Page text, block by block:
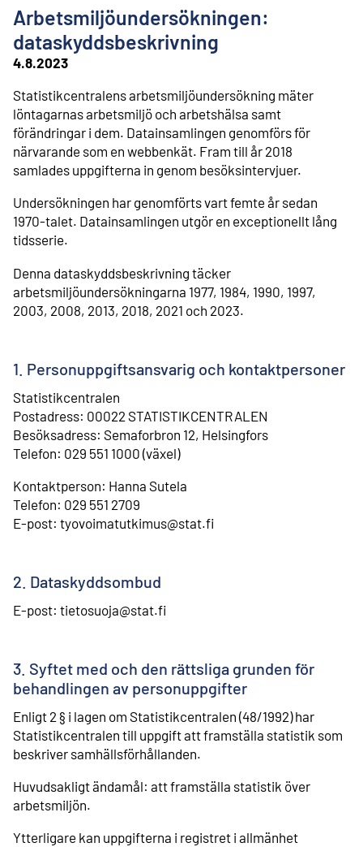
Arbetsmiljöundersökningen:
dataskyddsbeskrivning
4.8.2023
Statistikcentralens arbetsmiljöundersökning mäter
löntagarnas arbetsmiljö och arbetshälsa samt
förändringar i dem. Datainsamlingen genomförs för
närvarande som en webbenkät. Fram till år 2018
samlades uppgifterna in genom besöksintervjuer.
Undersökningen har genomförts vart femte år sedan
1970-talet. Datainsamlingen utgör en exceptionellt lång
tidsserie.
Denna dataskyddsbeskrivning täcker
arbetsmiljöundersökningarna 1977, 1984, 1990, 1997,
2003, 2008, 2013, 2018, 2021 och 2023.
1. Personuppgiftsansvarig och kontaktpersoner
Statistikcentralen
Postadress: 00022 STATISTIKCENTRALEN
Besöksadress: Semaforbron 12, Helsingfors
Telefon: 029 551 1000 (växel)
Kontaktperson: Hanna Sutela
⁠Telefon: 029 551 2709
E-post: tyovoimatutkimus@stat.fi
2. Dataskyddsombud
E-post: tietosuoja@stat.fi
3. Syftet med och den rättsliga grunden för
behandlingen av personuppgifter
Enligt 2 § i lagen om Statistikcentralen (48/1992) har
Statistikcentralen till uppgift att framställa statistik som
beskriver samhällsförhållanden.
Huvudsakligt ändamål: att framställa statistik över
arbetsmiljön.
Ytterligare kan uppgifterna i registret i allmänhet